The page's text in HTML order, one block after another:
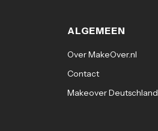
ALGEMEEN
Over MakeOver.nl
Contact
Makeover Deutschland